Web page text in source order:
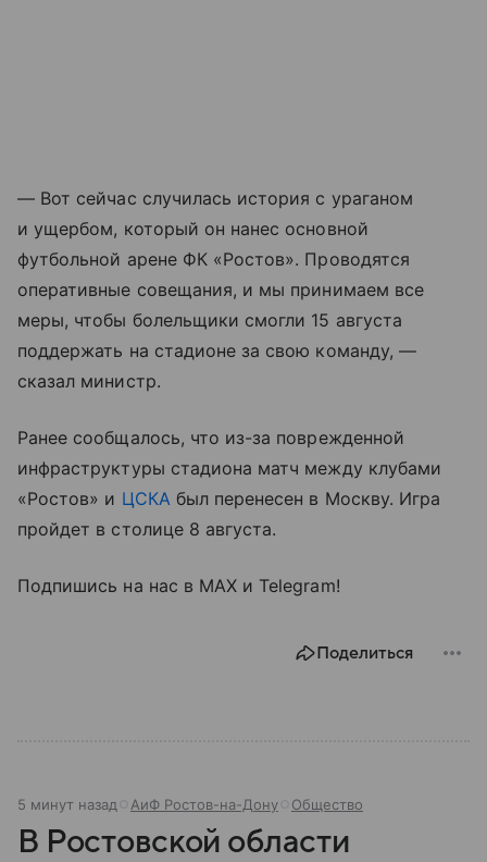
— Вот сейчас случилась история с ураганом
и ущербом, который он нанес основной
футбольной арене ФК «Ростов». Проводятся
оперативные совещания, и мы принимаем все
меры, чтобы болельщики смогли 15 августа
поддержать на стадионе за свою команду, —
сказал министр.
Ранее сообщалось, что из-за поврежденной
инфраструктуры стадиона матч между клубами
«Ростов» и ЦСКАбыл перенесен в Москву. Игра
пройдет в столице 8 августа.
Подпишись на нас в МАХ и Telegram!
Поделиться
5 минут назад АиФ Ростов-на-Дону Общество
В Ростовской области